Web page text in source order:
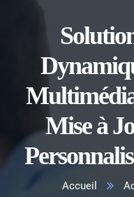
Mise à
Accueil